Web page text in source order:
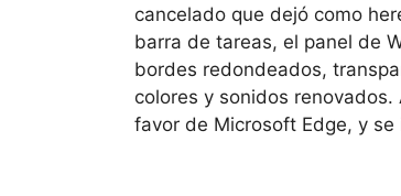
cancelado que dejó como
barra de tareas, el panel de
bordes redondeados,
colores y sonidos
favor de Microsoft Edge, y